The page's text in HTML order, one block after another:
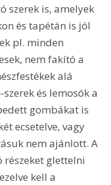
szerek is, amelyek
és tapétán is jól
pl. minden
nem fakító a
alá
és lemosók a
gombákat is
ecsetelve, vagy
nem ajánlott. A
glettelni
kell a